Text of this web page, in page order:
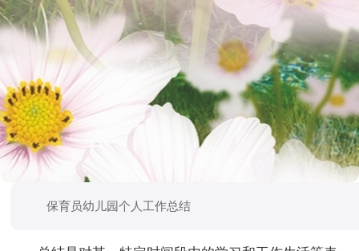
保育员幼儿园个人工作总结